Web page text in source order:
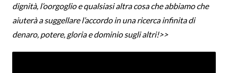
dignità, l’oorgoglio e qualsiasi altra cosa che abbiamo che
aiuterà a suggellare l’accordo in una ricerca infinita di
denaro, potere, gloria e dominio sugli altri!>>